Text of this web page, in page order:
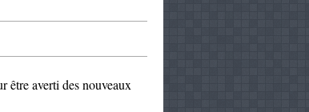
être averti des nouveaux